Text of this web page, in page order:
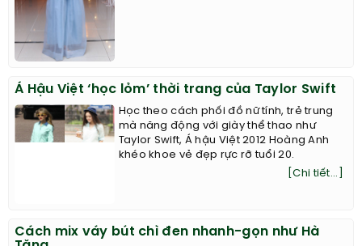
Á Hậu Việt ‘học lỏm’ thời trang của Taylor Swift
Học theo cách phối đồ nữ tính, trẻ trung
mà năng động với giày thể thao như
Taylor Swift, Á hậu Việt 2012 Hoàng Anh
khéo khoe vẻ đẹp rực rỡ tuổi 20.
[Chi tiết...]
Cách mix váy bút chì đen nhanh-gọn như Hà